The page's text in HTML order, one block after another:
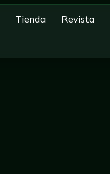
Tienda Revista